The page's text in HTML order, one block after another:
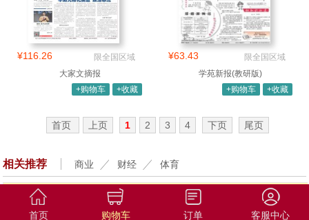
¥116.26
限全国区域
大家文摘报
+购物车
+收藏
¥63.43
限全国区域
学苑新报(教研版)
+购物车
+收藏
首页 上页 1 2 3 4 下页 尾页
相关推荐 商业 财经 体育
首页 购物车 订单 客服中心